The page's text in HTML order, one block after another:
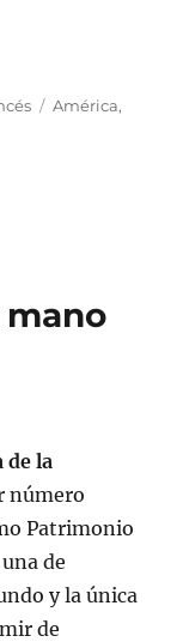
Etiquetas
América,
de la
número
Patrimonio
de
y la única
de